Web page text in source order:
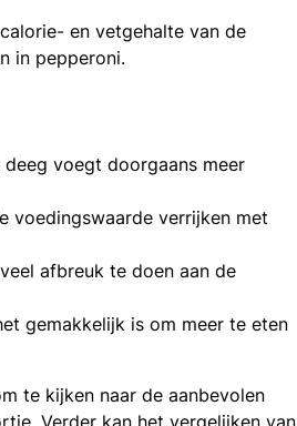
en vetgehalte van de
in pepperoni.
voegt doorgaans meer
voedingswaarde verrijken met
afbreuk te doen aan de
gemakkelijk is om meer te eten
te kijken naar de aanbevolen